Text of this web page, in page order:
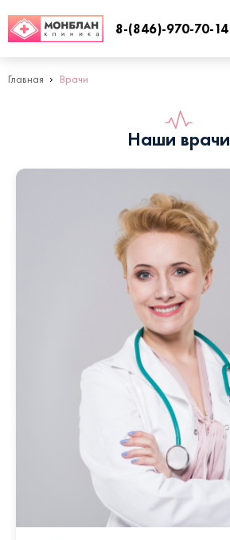
8-(846)-970-70-14
Главная Врачи
Наши врачи